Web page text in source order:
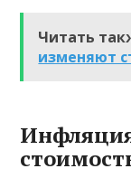
Читать
изменяют